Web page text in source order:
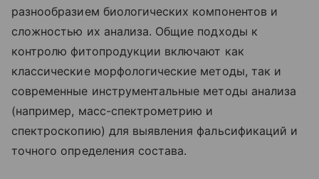
разнообразием биологических компонентов и
сложностью их анализа. Общие подходы к
контролю фитопродукции включают как
классические морфологические методы, так и
современные инструментальные методы анализа
(например, масс-спектрометрию и
спектроскопию) для выявления фальсификаций и
точного определения состава.